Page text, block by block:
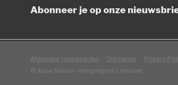
Abonneer je op onze
Algemene voorwaarden Disclaimer Privacy
© Aqua Natura - Hengelsport IJmuiden